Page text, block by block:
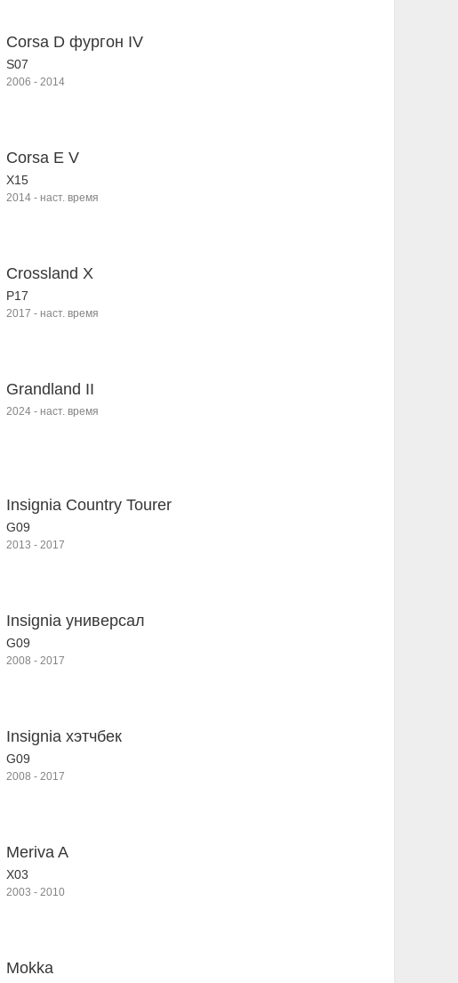
Corsa D фургон IV
S07
2006 - 2014
Corsa E V
X15
2014- наст. время
Crossland X
P17
2017 - наст. время
Grandland II
2024- наст. время
Insignia Country Tourer
G09
2013 - 2017
Insignia универсал
G09
2008 - 2017
Insignia хэтчбек
G09
2008 - 2017
Meriva A
X03
2003 - 2010
Mokka